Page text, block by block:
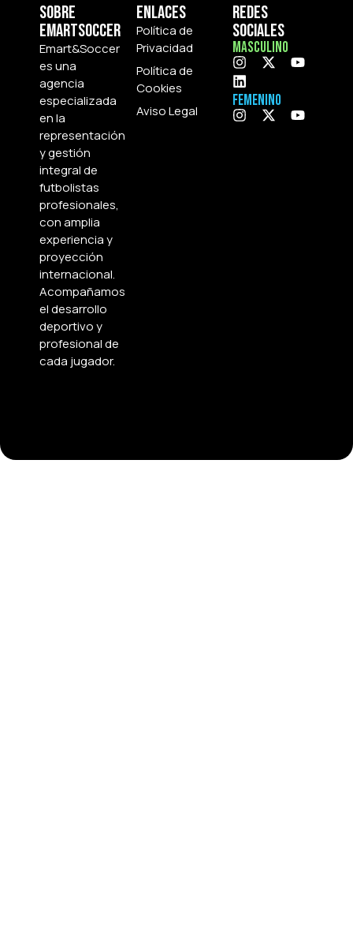
Sobre
Emartsoccer
Emart&Soccer
es una
agencia
especializada
en la
representación
y gestión
integral de
futbolistas
profesionales,
con amplia
experiencia y
proyección
internacional.
Acompañamos
el desarrollo
deportivo y
profesional de
cada jugador.
Enlaces
Política de
Privacidad
Política de
Cookies
Aviso Legal
Redes
Sociales
Masculino
Femenino